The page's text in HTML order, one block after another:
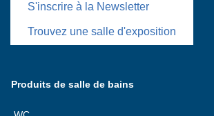
S'inscrire à la Newsletter
Trouvez une salle d'exposition
Produits de salle de bains